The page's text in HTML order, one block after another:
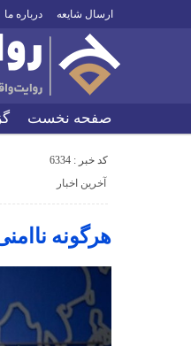
ارسال شایعه درباره ما
صفحه نخست
کد خبر : 6334
آخرین اخبار
هرگونه